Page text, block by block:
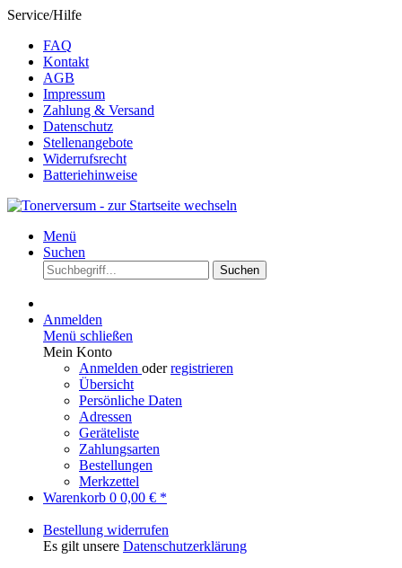
Service/Hilfe
FAQ
Kontakt
AGB
Impressum
Zahlung & Versand
Datenschutz
Stellenangebote
Widerrufsrecht
Batteriehinweise
Menü
Suchen
Suchen
Anmelden
Menü schließen
Mein Konto
Anmelden oderregistrieren
Übersicht
Persönliche Daten
Adressen
Geräteliste
Zahlungsarten
Bestellungen
Merkzettel
Warenkorb 0 0,00 € *
Bestellung widerrufen
Es gilt unsere Datenschutzerklärung